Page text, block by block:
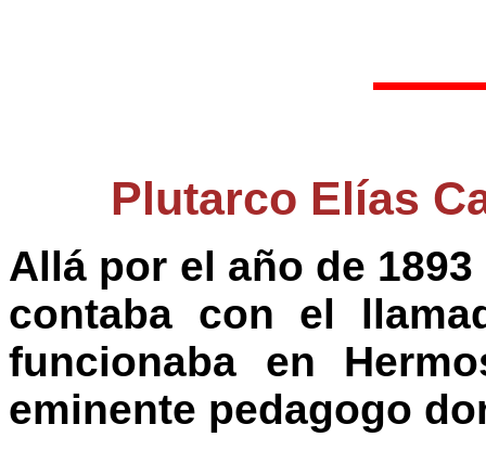
Plutarco Elías
Allá por el año de
contaba con el
funcionaba en
eminente pedagogo